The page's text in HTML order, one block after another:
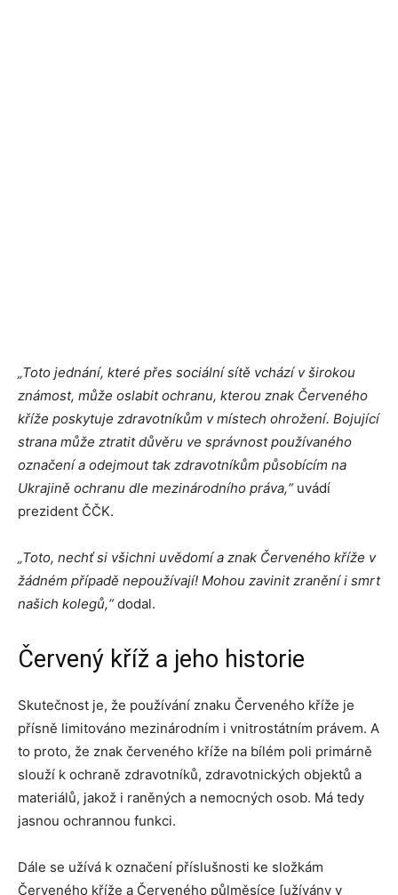
„Toto jednání, které přes sociální sítě vchází v širokou
známost, může oslabit ochranu, kterou znak Červeného
kříže poskytuje zdravotníkům v místech ohrožení. Bojující
strana může ztratit důvěru ve správnost používaného
označení a odejmout tak zdravotníkům působícím na
Ukrajině ochranu dle mezinárodního práva,“ uvádí
prezident ČČK.
„Toto, nechť si všichni uvědomí a znak Červeného kříže v
žádném případě nepoužívají! Mohou zavinit zranění i smrt
našich kolegů,“dodal.
Červený kříž a jeho historie
Skutečnost je, že používání znaku Červeného kříže je
přísně limitováno mezinárodním i vnitrostátním právem. A
to proto, že znak červeného kříže na bílém poli primárně
slouží k ochraně zdravotníků, zdravotnických objektů a
materiálů, jakož i raněných a nemocných osob. Má tedy
jasnou ochrannou funkci.
Dále se užívá k označení příslušnosti ke složkám
Červeného kříže a Červeného půlměsíce [užívány v